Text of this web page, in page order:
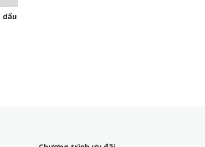
dấu